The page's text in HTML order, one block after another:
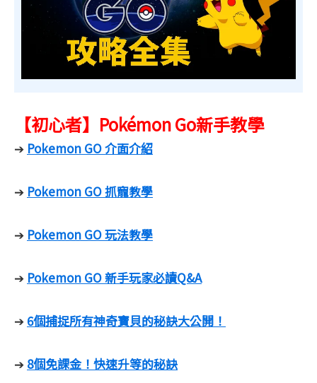
【初心者】Pokémon Go新手教學
➔ Pokemon GO 介面介紹
➔ Pokemon GO 抓寵教學
➔ Pokemon GO 玩法教學
➔ Pokemon GO 新手玩家必讀Q&A
➔ 6個捕捉所有神奇寶貝的秘訣大公開！
➔ 8個免課金！快速升等的秘訣